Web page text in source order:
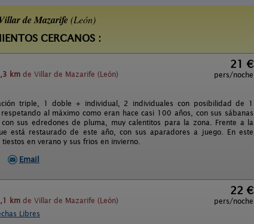
de Mazarife(León)
CERCANOS :
km de Villar de Mazarife (León)
21 €
pers/noche
triple, 1 doble + individual, 2 individuales con posibilidad de 1
al máximo como eran hace casi 100 años, con sus sábanas
sus edredones de pluma, muy calentitos para la zona. Frente a la
está restaurado de este año, con sus aparadores a juego. En este
en verano y sus frios en invierno.
Email
km de Villar de Mazarife (León)
22 €
pers/noche
Libres